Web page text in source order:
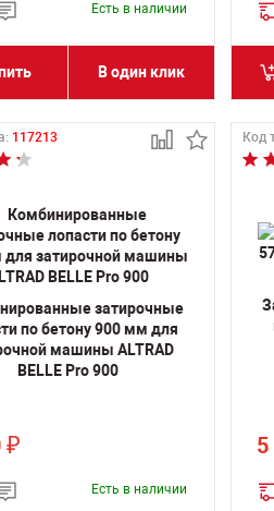
Есть в наличии
В один клик
117213
затирочные
по бетону 900 мм для
машины ALTRAD
BELLE Pro 900
₽
Есть в наличии
Код